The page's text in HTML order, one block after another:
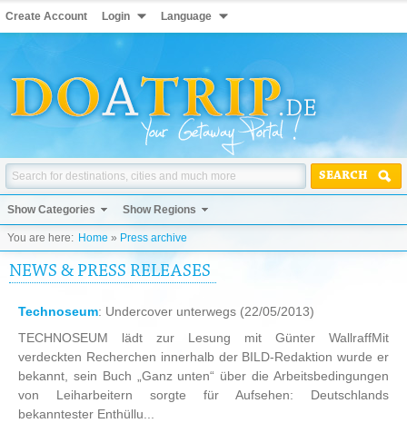
Create Account Login Language
SEARCH
Show Categories Show Regions
You are here: Home » Press archive
NEWS & PRESS RELEASES
Technoseum: Undercover unterwegs (22/05/2013)
TECHNOSEUM lädt zur Lesung mit Günter WallraffMit
verdeckten Recherchen innerhalb der BILD-Redaktion wurde er
bekannt, sein Buch „Ganz unten“ über die Arbeitsbedingungen
von Leiharbeitern sorgte für Aufsehen: Deutschlands
bekanntester Enthüllu...